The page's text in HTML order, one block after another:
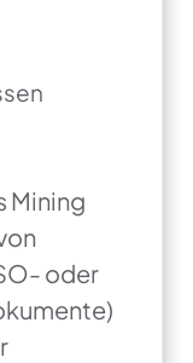
Mining
oder